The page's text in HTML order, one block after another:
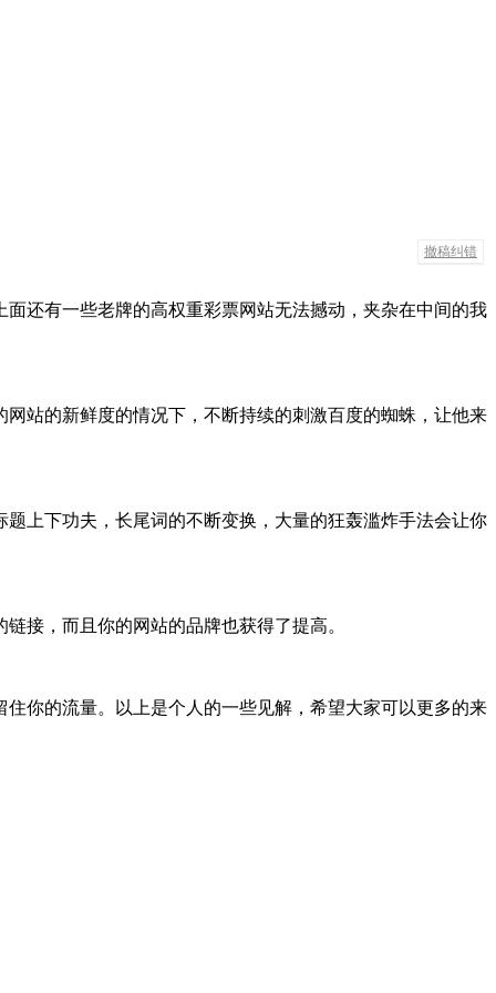
撤稿纠错
还有一些老牌的高权重彩票网站无法撼动，夹杂在中间的我
站的新鲜度的情况下，不断持续的刺激百度的蜘蛛，让他来
上下功夫，长尾词的不断变换，大量的狂轰滥炸手法会让你
接，而且你的网站的品牌也获得了提高。
你的流量。以上是个人的一些见解，希望大家可以更多的来